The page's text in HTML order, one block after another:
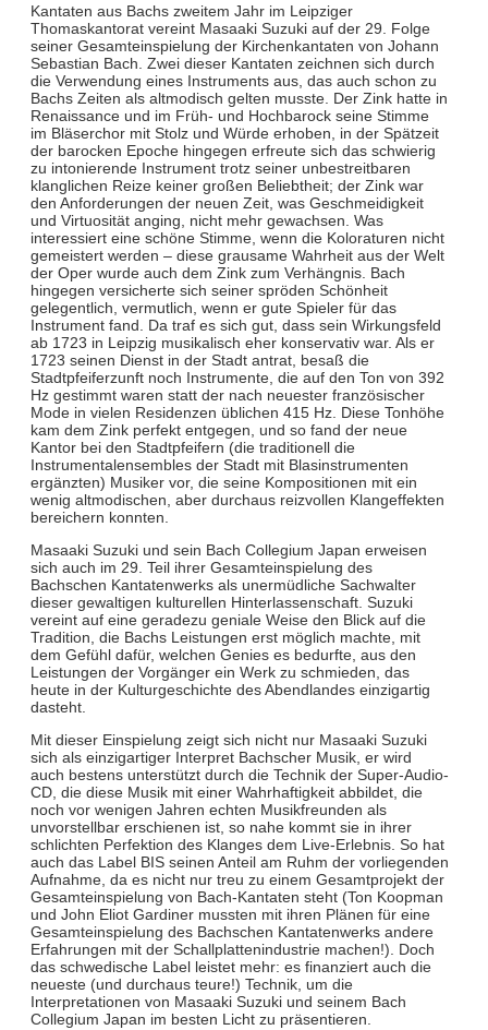
Kantaten aus Bachs zweitem Jahr im Leipziger
Thomaskantorat vereint Masaaki Suzuki auf der 29. Folge
seiner Gesamteinspielung der Kirchenkantaten von Johann
Sebastian Bach. Zwei dieser Kantaten zeichnen sich durch
die Verwendung eines Instruments aus, das auch schon zu
Bachs Zeiten als altmodisch gelten musste. Der Zink hatte in
Renaissance und im Früh- und Hochbarock seine Stimme
im Bläserchor mit Stolz und Würde erhoben, in der Spätzeit
der barocken Epoche hingegen erfreute sich das schwierig
zu intonierende Instrument trotz seiner unbestreitbaren
klanglichen Reize keiner großen Beliebtheit; der Zink war
den Anforderungen der neuen Zeit, was Geschmeidigkeit
und Virtuosität anging, nicht mehr gewachsen. Was
interessiert eine schöne Stimme, wenn die Koloraturen nicht
gemeistert werden – diese grausame Wahrheit aus der Welt
der Oper wurde auch dem Zink zum Verhängnis. Bach
hingegen versicherte sich seiner spröden Schönheit
gelegentlich, vermutlich, wenn er gute Spieler für das
Instrument fand. Da traf es sich gut, dass sein Wirkungsfeld
ab 1723 in Leipzig musikalisch eher konservativ war. Als er
1723 seinen Dienst in der Stadt antrat, besaß die
Stadtpfeiferzunft noch Instrumente, die auf den Ton von 392
Hz gestimmt waren statt der nach neuester französischer
Mode in vielen Residenzen üblichen 415 Hz. Diese Tonhöhe
kam dem Zink perfekt entgegen, und so fand der neue
Kantor bei den Stadtpfeifern (die traditionell die
Instrumentalensembles der Stadt mit Blasinstrumenten
ergänzten) Musiker vor, die seine Kompositionen mit ein
wenig altmodischen, aber durchaus reizvollen Klangeffekten
bereichern konnten.
Masaaki Suzuki und sein Bach Collegium Japan erweisen
sich auch im 29. Teil ihrer Gesamteinspielung des
Bachschen Kantatenwerks als unermüdliche Sachwalter
dieser gewaltigen kulturellen Hinterlassenschaft. Suzuki
vereint auf eine geradezu geniale Weise den Blick auf die
Tradition, die Bachs Leistungen erst möglich machte, mit
dem Gefühl dafür, welchen Genies es bedurfte, aus den
Leistungen der Vorgänger ein Werk zu schmieden, das
heute in der Kulturgeschichte des Abendlandes einzigartig
dasteht.
Mit dieser Einspielung zeigt sich nicht nur Masaaki Suzuki
sich als einzigartiger Interpret Bachscher Musik, er wird
auch bestens unterstützt durch die Technik der Super-Audio-
CD, die diese Musik mit einer Wahrhaftigkeit abbildet, die
noch vor wenigen Jahren echten Musikfreunden als
unvorstellbar erschienen ist, so nahe kommt sie in ihrer
schlichten Perfektion des Klanges dem Live-Erlebnis. So hat
auch das Label BIS seinen Anteil am Ruhm der vorliegenden
Aufnahme, da es nicht nur treu zu einem Gesamtprojekt der
Gesamteinspielung von Bach-Kantaten steht (Ton Koopman
und John Eliot Gardiner mussten mit ihren Plänen für eine
Gesamteinspielung des Bachschen Kantatenwerks andere
Erfahrungen mit der Schallplattenindustrie machen!). Doch
das schwedische Label leistet mehr: es finanziert auch die
neueste (und durchaus teure!) Technik, um die
Interpretationen von Masaaki Suzuki und seinem Bach
Collegium Japan im besten Licht zu präsentieren.